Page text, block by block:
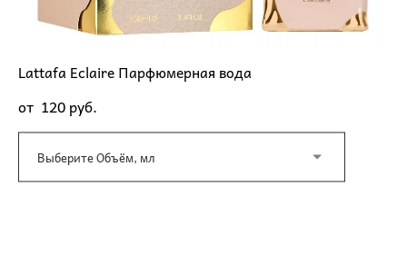
Lattafa Eclaire Парфюмерная вода
от 120 pуб.
Выберите Объём, мл